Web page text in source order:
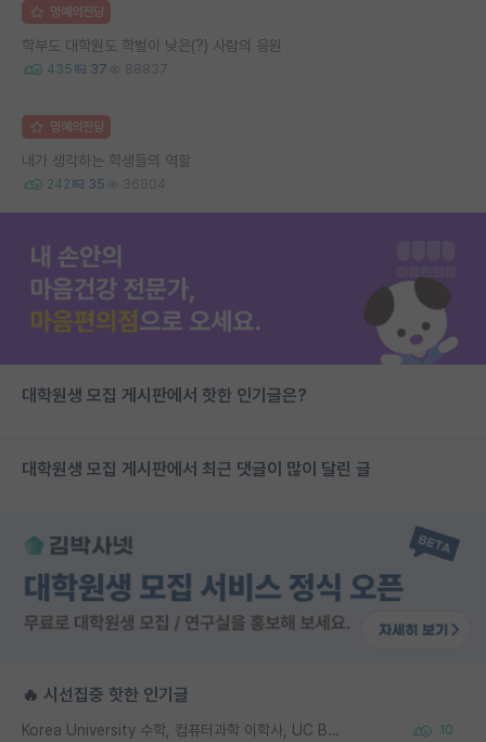
명예의전당
학부도 대학원도 학벌이 낮은(?) 사람의 응원
435 37 88837
명예의전당
내가 생각하는 학생들의 역할
242 35 36804
대학원생 모집 게시판에서 핫한 인기글은?
대학원생 모집 게시판에서 최근 댓글이 많이 달린 글
🔥 시선집중 핫한 인기글
Korea University 수학, 컴퓨터과학 이학사, UC Berkeley 산업공학 대학원 공학박사가 되는 것은 쉽지 않겠죠? 10